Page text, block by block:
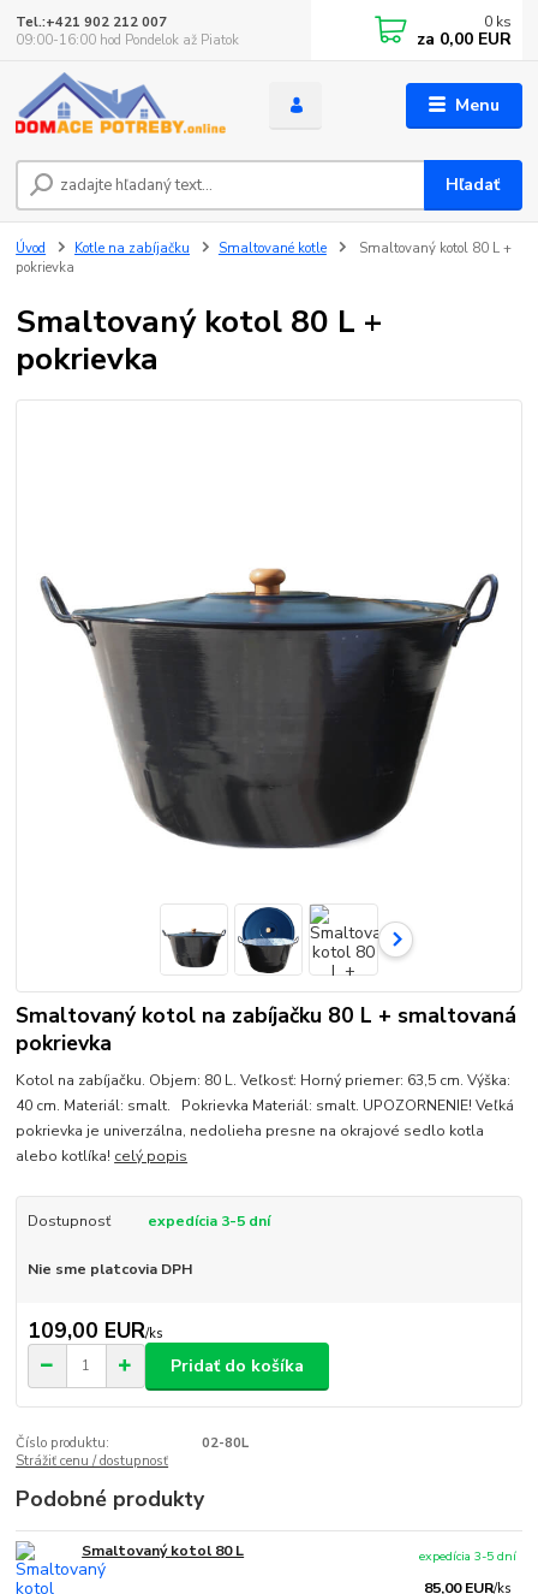
Menu
Hľadať
Tel.:+421 902 212 007
09:00-16:00 hod Pondelok až Piatok
0 ks
za 0,00 EUR
Úvod Kotle na zabíjačku Smaltované kotle
Smaltovaný kotol 80 L +
pokrievka
Smaltovaný kotol 80 L +
pokrievka
Smaltovaný kotol na zabíjačku 80 L + smaltovaná
pokrievka
Kotol na zabíjačku. Objem: 80 L. Veľkosť: Horný priemer: 63,5 cm. Výška:
40 cm. Materiál: smalt. Pokrievka Materiál: smalt. UPOZORNENIE! Veľká
pokrievka je univerzálna, nedolieha presne na okrajové sedlo kotla
alebo kotlíka! celý popis
Dostupnosť expedícia 3-5 dní
Nie sme platcovia DPH
109,00 EUR/ks
Pridať do košíka
Číslo produktu:
02-80L
Strážiť cenu / dostupnosť
Podobné produkty
Smaltovaný kotol 80 L
85,00 EUR/ks
expedícia 3-5 dní